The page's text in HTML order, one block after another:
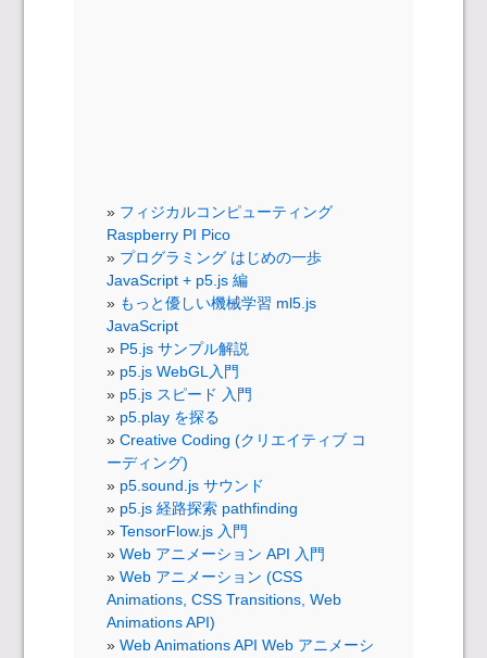
フィジカルコンピューティング
Raspberry PI Pico
プログラミング はじめの一歩
JavaScript + p5.js 編
もっと優しい機械学習 ml5.js
JavaScript
P5.js サンプル解説
p5.js WebGL入門
p5.js スピード 入門
p5.play を探る
Creative Coding (クリエイティブ コ
ーディング)
p5.sound.js サウンド
p5.js 経路探索 pathfinding
TensorFlow.js 入門
Web アニメーション API 入門
Web アニメーション (CSS
Animations, CSS Transitions, Web
Animations API)
Web Animations API Web アニメーシ